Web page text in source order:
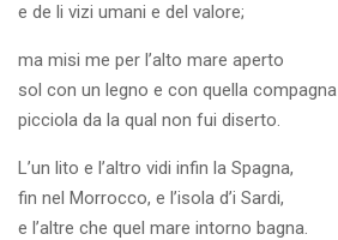
e de li vizi umani e del valore;
ma misi me per l’alto mare aperto
sol con un legno e con quella compagna
picciola da la qual non fui diserto.
L’un lito e l’altro vidi infin la Spagna,
fin nel Morrocco, e l’isola d’i Sardi,
e l’altre che quel mare intorno bagna.